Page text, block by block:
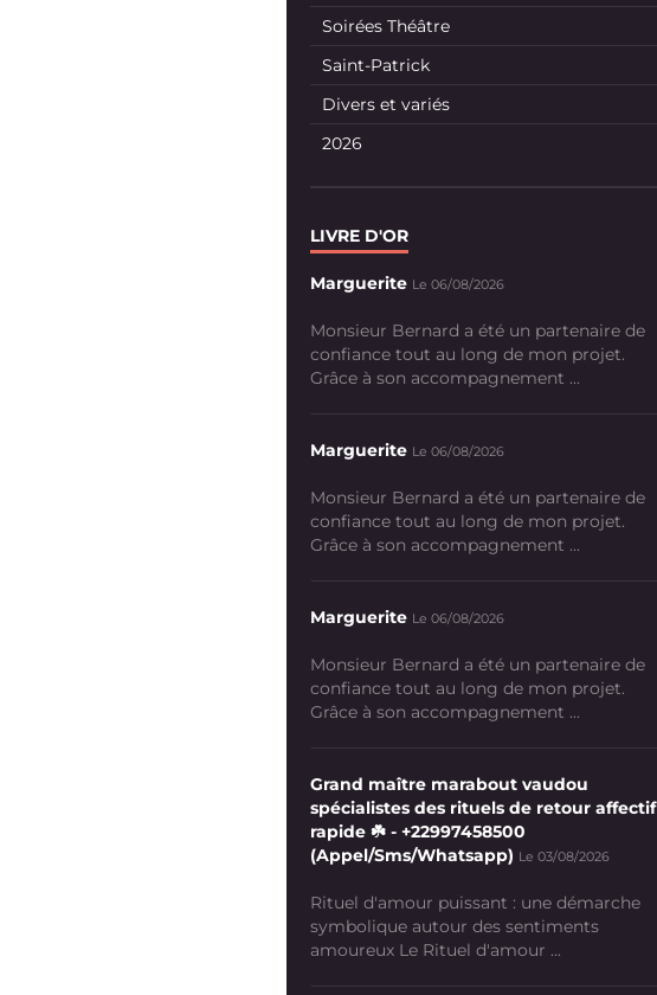
Soirées Théâtre
Saint-Patrick
Divers et variés
2026
LIVRE D'OR
Marguerite Le 06/08/2026
Monsieur Bernard a été un partenaire de
confiance tout au long de mon projet.
Grâce à son accompagnement ...
Marguerite Le 06/08/2026
Monsieur Bernard a été un partenaire de
confiance tout au long de mon projet.
Grâce à son accompagnement ...
Marguerite Le 06/08/2026
Monsieur Bernard a été un partenaire de
confiance tout au long de mon projet.
Grâce à son accompagnement ...
Grand maître marabout vaudou
spécialistes des rituels de retour affectif
rapide ☘️ - +22997458500
(Appel/Sms/Whatsapp) Le 03/08/2026
Rituel d'amour puissant : une démarche
symbolique autour des sentiments
amoureux Le Rituel d'amour ...